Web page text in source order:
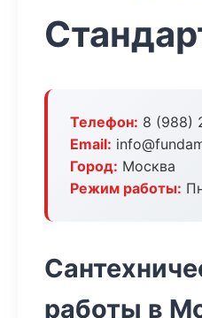
Телефон: 8 (988)
Email:
Город: Москва
Режим работы:
работы в